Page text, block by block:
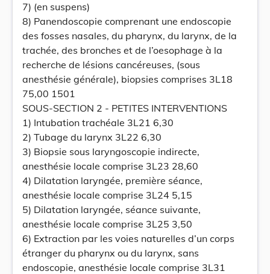
7) (en suspens)
8) Panendoscopie comprenant une endoscopie
des fosses nasales, du pharynx, du larynx, de la
trachée, des bronches et de l’oesophage à la
recherche de lésions cancéreuses, (sous
anesthésie générale), biopsies comprises 3L18
75,00 1501
SOUS-SECTION 2 - PETITES INTERVENTIONS
1) Intubation trachéale 3L21 6,30
2) Tubage du larynx 3L22 6,30
3) Biopsie sous laryngoscopie indirecte,
anesthésie locale comprise 3L23 28,60
4) Dilatation laryngée, première séance,
anesthésie locale comprise 3L24 5,15
5) Dilatation laryngée, séance suivante,
anesthésie locale comprise 3L25 3,50
6) Extraction par les voies naturelles d’un corps
étranger du pharynx ou du larynx, sans
endoscopie, anesthésie locale comprise 3L31